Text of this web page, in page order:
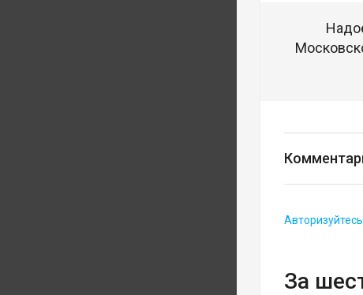
Авторизуйтесь
За